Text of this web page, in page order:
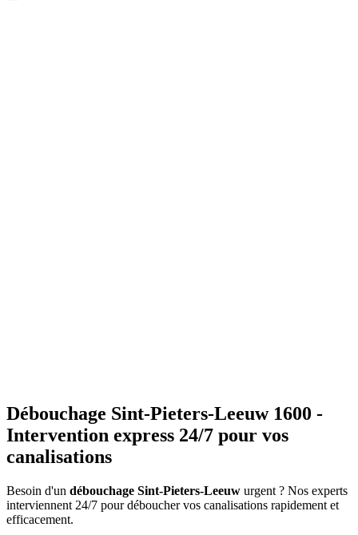
Débouchage Sint-Pieters-Leeuw 1600 -
Intervention express 24/7 pour vos
canalisations
Besoin d'un débouchage Sint-Pieters-Leeuw urgent ? Nos experts
interviennent 24/7 pour déboucher vos canalisations rapidement et
efficacement.